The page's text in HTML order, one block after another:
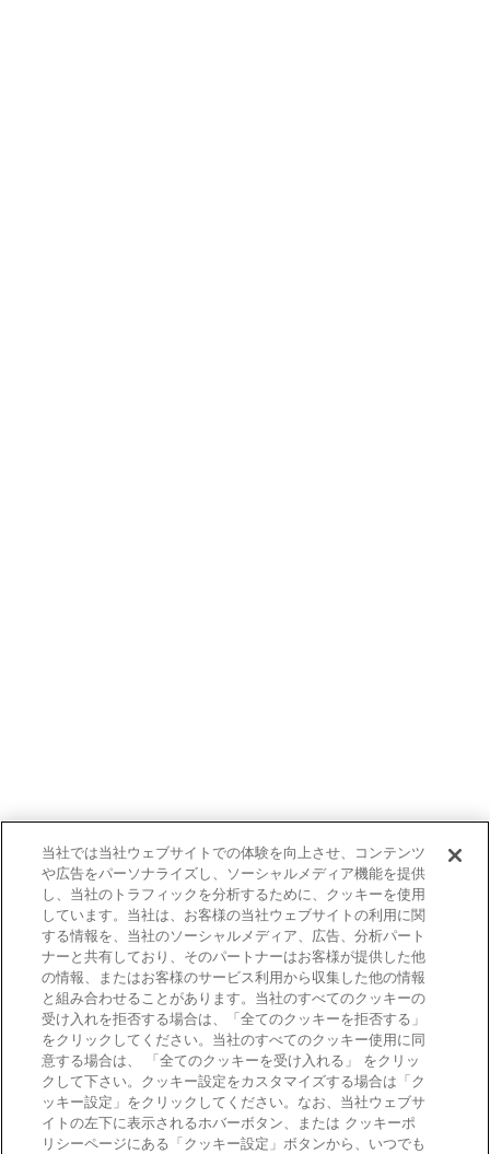
当社では当社ウェブサイトでの体験を向上させ、コンテンツ
や広告をパーソナライズし、ソーシャルメディア機能を提供
し、当社のトラフィックを分析するために、クッキーを使用
しています。当社は、お客様の当社ウェブサイトの利用に関
する情報を、当社のソーシャルメディア、広告、分析パート
ナーと共有しており、そのパートナーはお客様が提供した他
の情報、またはお客様のサービス利用から収集した他の情報
と組み合わせることがあります。当社のすべてのクッキーの
受け入れを拒否する場合は、「全てのクッキーを拒否する」
をクリックしてください。当社のすべてのクッキー使用に同
意する場合は、 「全てのクッキーを受け入れる」 をクリッ
クして下さい。クッキー設定をカスタマイズする場合は「ク
ッキー設定」をクリックしてください。なお、当社ウェブサ
イトの左下に表示されるホバーボタン、または クッキーポ
リシーページにある「クッキー設定」ボタンから、いつでも